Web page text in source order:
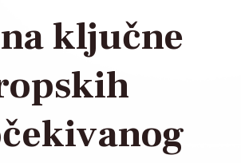
ključne